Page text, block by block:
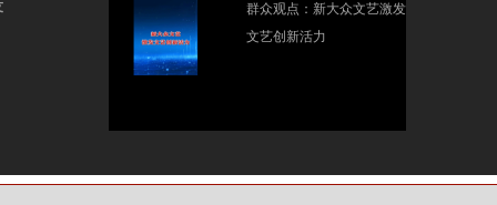
群众观点：新大众文艺激发
文艺创新活力